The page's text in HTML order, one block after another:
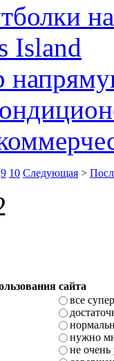
Island
9 10 Следующая >
сайта
все супер
нужно
не очень